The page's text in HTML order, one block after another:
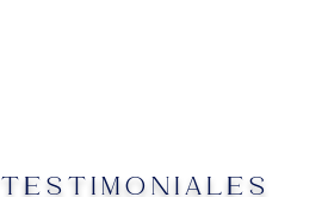
TESTIMONIALES